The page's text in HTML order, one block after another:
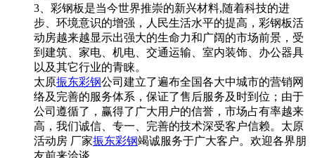
3、彩钢板是当今世界推崇的新兴材料,随着科技的进
步、环境意识的增强，人民生活水平的提高，彩钢板活
动房越来越显示出强大的生命力和广阔的市场前景，受
到建筑、家电、机电、交通运输、室内装饰、办公器具
以及其它行业的青睐。
太原振东彩钢公司建立了遍布全国各大中城市的营销网
络及完善的服务体系，保证了售后服务及时到位；由于
公司遵循了，赢得了广大用户的信誉，市场占有率越来
高，我们诚信、专一、完善的技术深受客户信赖。太原
活动房 厂家振东彩钢竭诚服务于广大客户。欢迎各界朋
友前来洽谈。